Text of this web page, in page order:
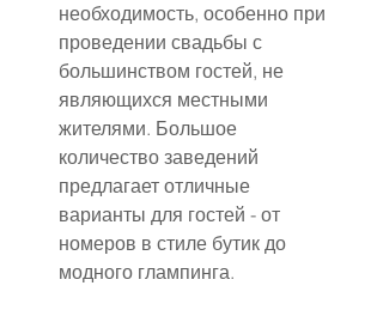
необходимость, особенно при
проведении свадьбы с
большинством гостей, не
являющихся местными
жителями. Большое
количество заведений
предлагает отличные
варианты для гостей - от
номеров в стиле бутик до
модного глампинга.